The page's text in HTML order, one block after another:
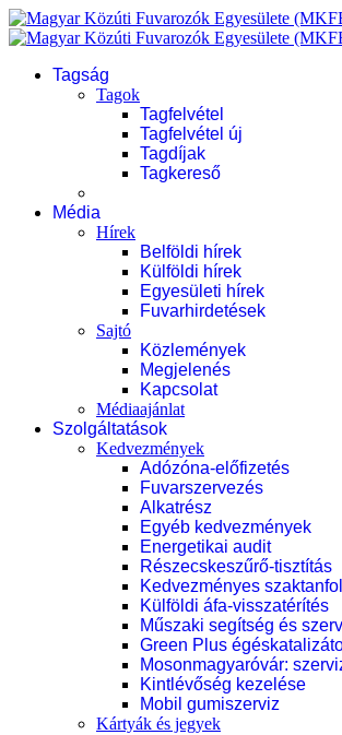
Tagság
Tagok
Tagfelvétel
Tagfelvétel új
Tagdíjak
Tagkereső
Média
Hírek
Belföldi hírek
Külföldi hírek
Egyesületi hírek
Fuvarhirdetések
Sajtó
Közlemények
Megjelenés
Kapcsolat
Médiaajánlat
Szolgáltatások
Kedvezmények
Adózóna-előfizetés
Fuvarszervezés
Alkatrész
Egyéb kedvezmények
Energetikai audit
Részecskeszűrő-tisztítás
Kedvezményes
Külföldi áfa-visszatérítés
Műszaki segítség és
Green Plus
Mosonmagyaróvár:
Kintlévőség kezelése
Mobil gumiszerviz
Kártyák és jegyek